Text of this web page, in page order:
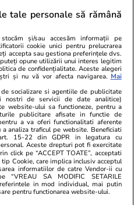
le-
16:09
urile
15 iul.
tale personale să rămână
stocăm și/sau accesăm informații pe
cookie unici pentru prelucrarea
accepta sau gestiona preferințele dvs.
opune utilizării unui interes legitim
de confidențialitate. Aceste alegeri
și nu vă vor afecta navigarea. Mai
socializare si agentiile de publicitate
nostri de servicii de date analitice)
website-ului sa functioneze, pentru a
publicitare afisate in functie de
a va oferi functionalitati aferente
analiza traficul pe website. Beneficiati
15-22 din GDPR in legatura cu
Aceste drepturi pot fi exercitate
click pe “ACCEPT TOATE”, acceptati
Cookie, care implica inclusiv acceptul
informatiilor de catre Vendor-ii cu
“VREAU SA MODIFIC SETARILE
in mod individual, mai putin
pentru functionarea website-ului.